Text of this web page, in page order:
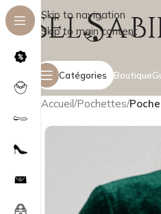
Skip to navigation
Skip to main content
Catégories Boutique
Accueil/Pochettes/